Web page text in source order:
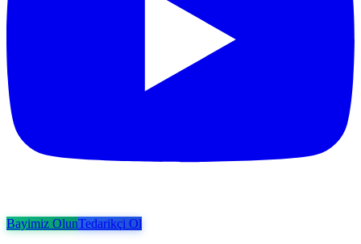
Bayimiz OlunTedarikçi Ol